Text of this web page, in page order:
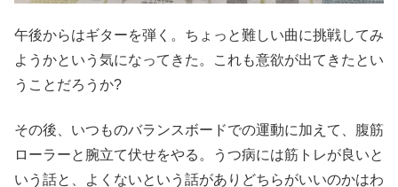
午後からはギターを弾く。ちょっと難しい曲に挑戦してみ
ようかという気になってきた。これも意欲が出てきたとい
うことだろうか?
その後、いつものバランスボードでの運動に加えて、腹筋
ローラーと腕立て伏せをやる。うつ病には筋トレが良いと
いう話と、よくないという話がありどちらがいいのかはわ